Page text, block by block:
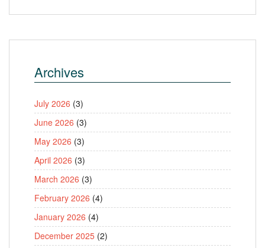
Archives
July 2026 (3)
June 2026 (3)
May 2026 (3)
April 2026 (3)
March 2026 (3)
February 2026 (4)
January 2026 (4)
December 2025 (2)